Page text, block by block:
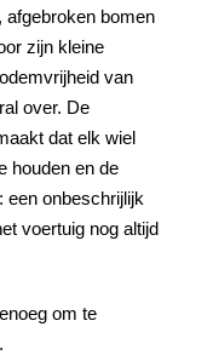
bomen
zijn kleine
van
over. De
dat elk wiel
houden en de
een onbeschrijlijk
voertuig nog altijd
om te